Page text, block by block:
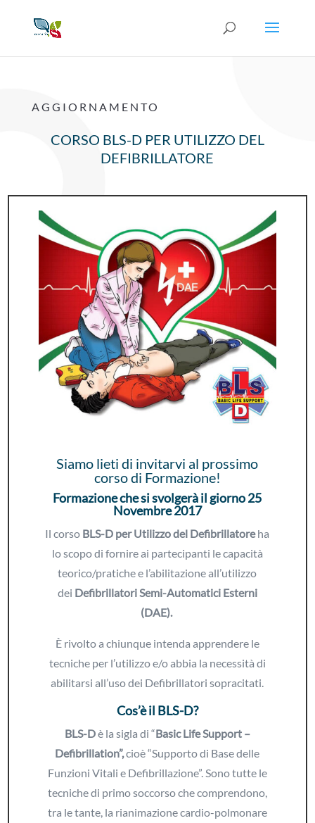
AGGIORNAMENTO
CORSO BLS-D PER UTILIZZO DEL
DEFIBRILLATORE
Siamo lieti di invitarvi al prossimo
corso di Formazione!
Formazione che si svolgerà il giorno 25
Novembre 2017
Il corso BLS-D per Utilizzo del Defibrillatoreha
lo scopo di fornire ai partecipanti le capacità
teorico/pratiche e l’abilitazione all’utilizzo
dei Defibrillatori Semi-Automatici Esterni
(DAE).
È rivolto a chiunque intenda apprendere le
tecniche per l’utilizzo e/o abbia la necessità di
abilitarsi all’uso dei Defibrillatori sopracitati.
Cos’è il BLS-D?
BLS-Dè la sigla di “Basic Life Support –
Defibrillation”,cioè “Supporto di Base delle
Funzioni Vitali e Defibrillazione”. Sono tutte le
tecniche di primo soccorso che comprendono,
tra le tante, la rianimazione cardio-polmonare